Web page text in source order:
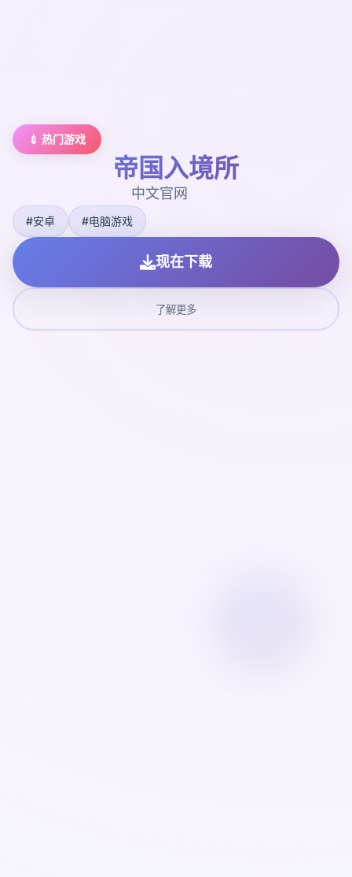
💉 热门游戏
帝国入境所
中文官网
#安卓 #电脑游戏
现在下载
了解更多